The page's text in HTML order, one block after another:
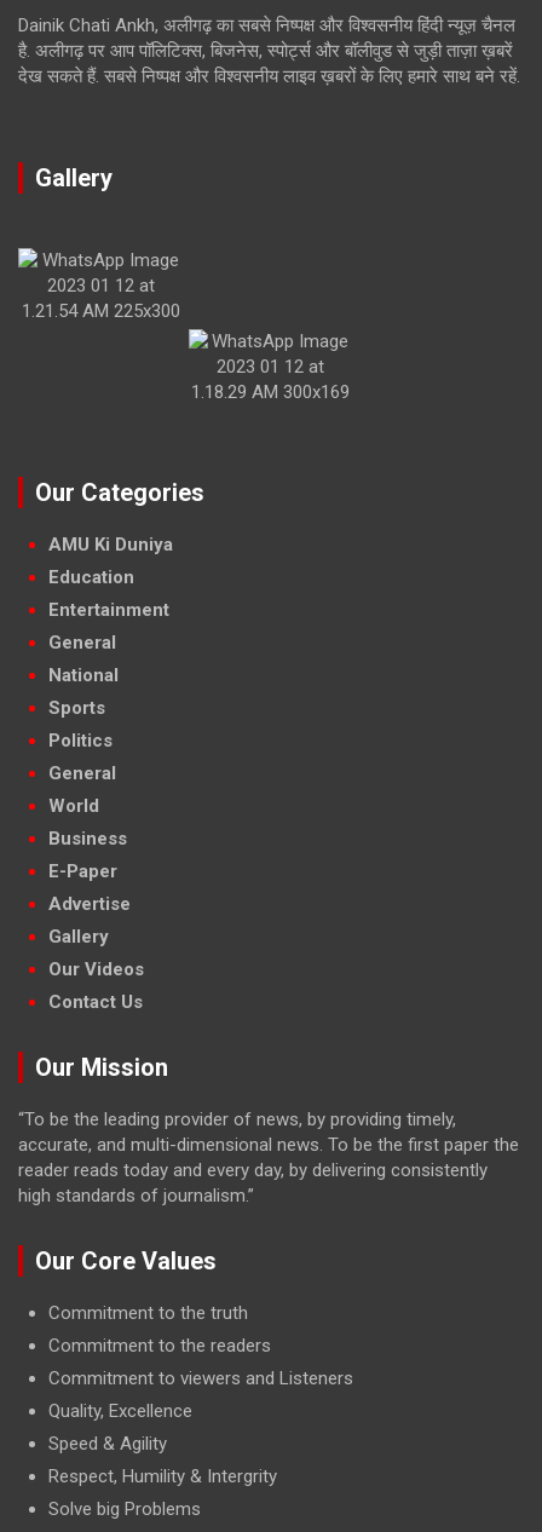
Dainik Chati Ankh, अलीगढ़ का सबसे निष्पक्ष और विश्वसनीय हिंदी न्यूज़ चैनल
है. अलीगढ़ पर आप पॉलिटिक्स, बिजनेस, स्पोर्ट्स और बॉलीवुड से जुड़ी ताज़ा ख़बरें
देख सकते हैं. सबसे निष्पक्ष और विश्वसनीय लाइव ख़बरों के लिए हमारे साथ बने रहें.
Gallery
Our Categories
AMU Ki Duniya
Education
Entertainment
General
National
Sports
Politics
General
World
Business
E-Paper
Advertise
Gallery
Our Videos
Contact Us
Our Mission
“To be the leading provider of news, by providing timely,
accurate, and multi-dimensional news. To be the first paper the
reader reads today and every day, by delivering consistently
high standards of journalism.”
Our Core Values
Commitment to the truth
Commitment to the readers
Commitment to viewers and Listeners
Quality, Excellence
Speed & Agility
Respect, Humility & Intergrity
Solve big Problems